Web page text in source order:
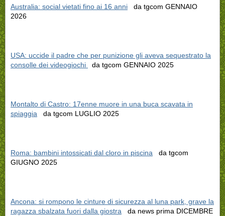
Australia: social vietati fino ai 16 anni da tgcom GENNAIO
2026
USA: uccide il padre che per punizione gli aveva sequestrato la
consolle dei videogiochi
da tgcom GENNAIO 2025
Montalto di Castro: 17enne muore in una buca scavata in
spiaggia da tgcom LUGLIO 2025
Roma: bambini intossicati dal cloro in piscina da tgcom
GIUGNO 2025
Ancona: si rompono le cinture di sicurezza al luna park, grave la
ragazza sbalzata fuori dalla giostra da news prima DICEMBRE